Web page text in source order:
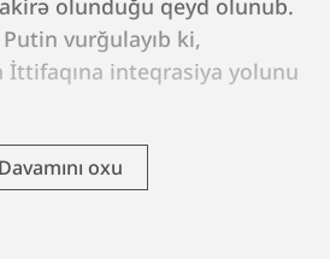
vurğulayıb ki,
İttifaqına inteqrasiya yolunu
Davamını oxu